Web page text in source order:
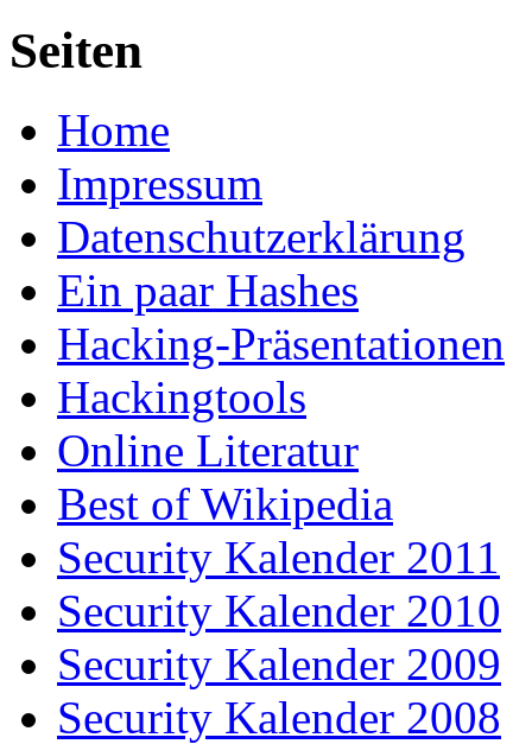
Seiten
Home
Impressum
Datenschutzerklärung
Ein paar Hashes
Hacking-Präsentationen
Hackingtools
Online Literatur
Best of Wikipedia
Security Kalender 2011
Security Kalender 2010
Security Kalender 2009
Security Kalender 2008